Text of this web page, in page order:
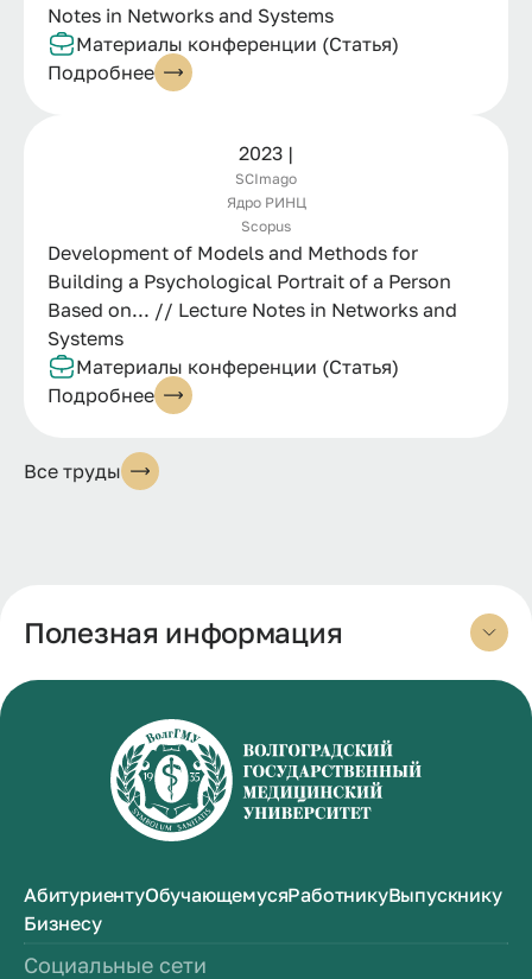
Notes in Networks and Systems
Материалы конференции (Статья)
Подробнее
2023 |
SCImago
Ядро РИНЦ
Scopus
Development of Models and Methods for
Building a Psychological Portrait of a Person
Based on... // Lecture Notes in Networks and
Systems
Материалы конференции (Статья)
Подробнее
Все труды
Полезная информация
АбитуриентуОбучающемусяРаботникуВыпускнику
Бизнесу
Социальные сети